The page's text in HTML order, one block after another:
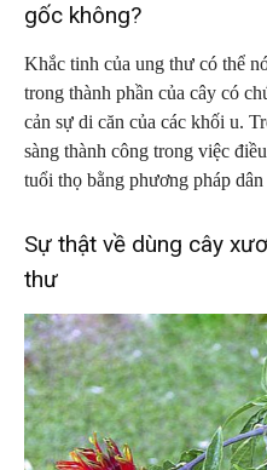
gốc không?
Khắc tinh của ung thư có thể
trong thành phần của cây có
cản sự di căn của các khối u.
sàng thành công trong việc
tuổi thọ bằng phương pháp dân
Sự thật về dùng cây
thư